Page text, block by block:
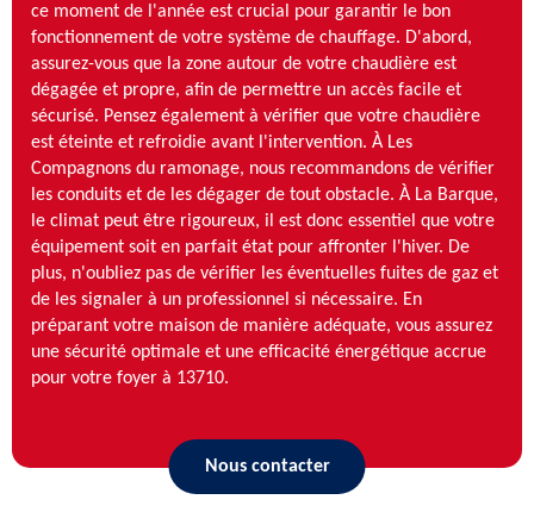
ce moment de l'année est crucial pour garantir le bon
fonctionnement de votre système de chauffage. D'abord,
assurez-vous que la zone autour de votre chaudière est
dégagée et propre, afin de permettre un accès facile et
sécurisé. Pensez également à vérifier que votre chaudière
est éteinte et refroidie avant l'intervention. À Les
Compagnons du ramonage, nous recommandons de vérifier
les conduits et de les dégager de tout obstacle. À La Barque,
le climat peut être rigoureux, il est donc essentiel que votre
équipement soit en parfait état pour affronter l'hiver. De
plus, n'oubliez pas de vérifier les éventuelles fuites de gaz et
de les signaler à un professionnel si nécessaire. En
préparant votre maison de manière adéquate, vous assurez
une sécurité optimale et une efficacité énergétique accrue
pour votre foyer à 13710.
Nous contacter